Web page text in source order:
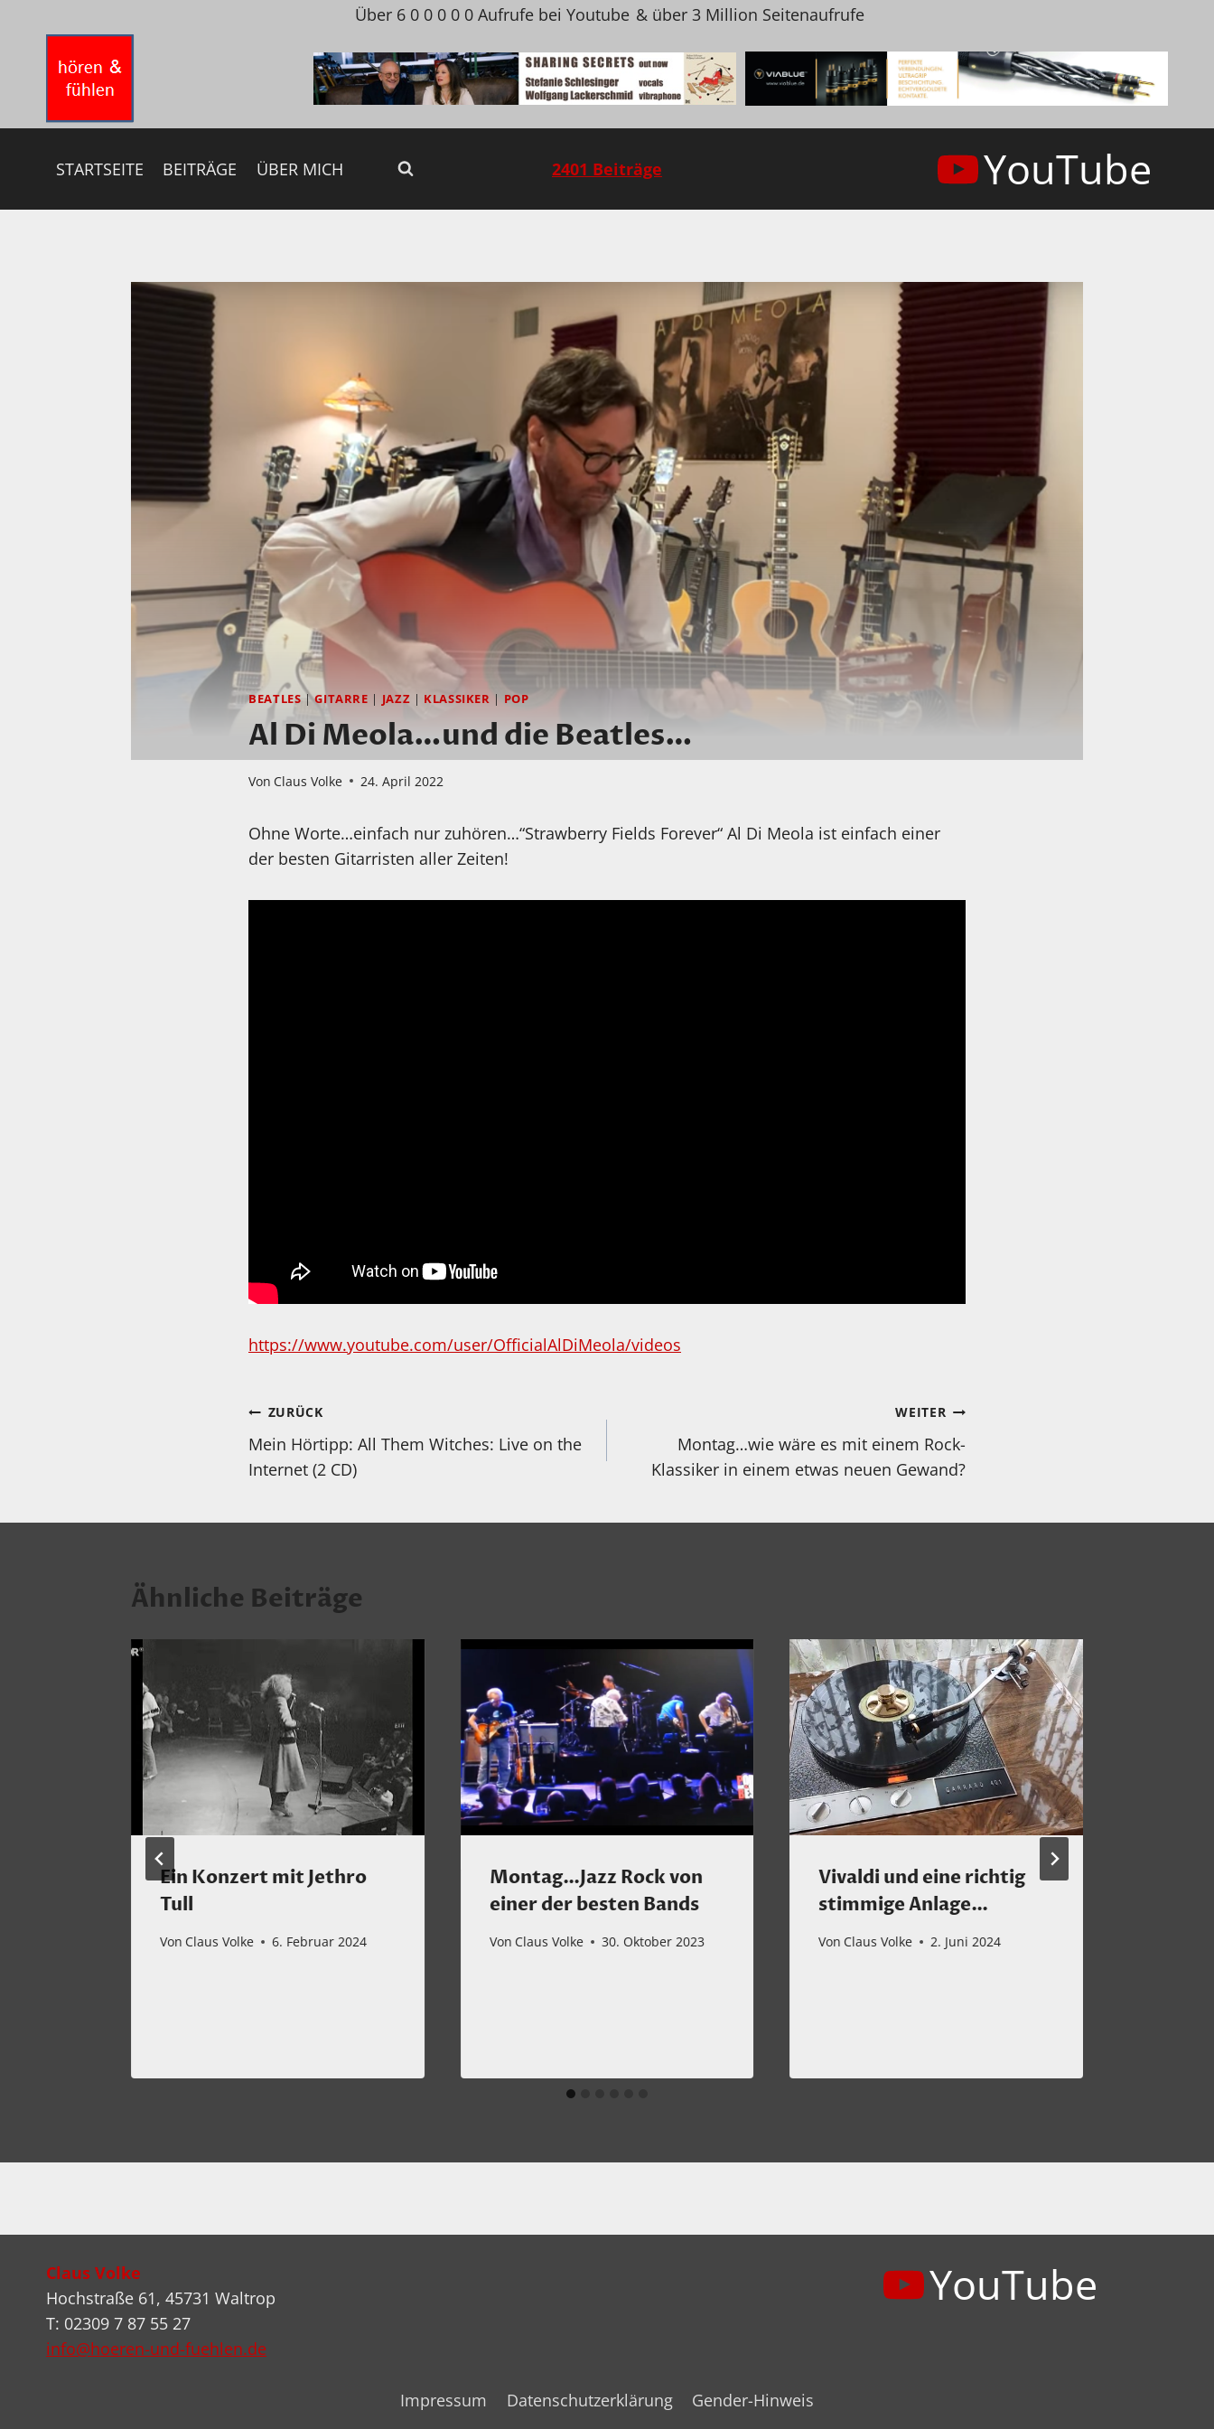
springen
Über 6 0 0 0 0 0 Aufrufe bei Youtube & über 3 Million Seitenaufrufe
STARTSEITE BEITRÄGE ÜBER MICH 2401 Beiträge YouTube
BEATLES|GITARRE | JAZZ | KLASSIKER | POP
Al Di Meola…und die Beatles…
Von Claus Volke 24. April 2022
Ohne Worte…einfach nur zuhören…“Strawberry Fields Forever“ Al Di Meola ist einfach einer
der besten Gitarristen aller Zeiten!
https://www.youtube.com/user/OfficialAlDiMeola/videos
Beitragsnavigation
ZURÜCK
Mein Hörtipp: All Them Witches: Live on the
Internet (2 CD)
WEITER
Montag…wie wäre es mit einem Rock-
Klassiker in einem etwas neuen Gewand?
Ähnliche Beiträge
Ein Konzert mit Jethro
Tull
Von Claus Volke 6. Februar 2024
Montag…Jazz Rock von
einer der besten Bands
Von Claus Volke 30. Oktober 2023
Vivaldi und eine richtig
stimmige Anlage…
Von Claus Volke 2. Juni 2024
Claus Volke
Hochstraße 61, 45731 Waltrop
T: 02309 7 87 55 27
info@hoeren-und-fuehlen.de
YouTube
Impressum Datenschutzerklärung Gender-Hinweis